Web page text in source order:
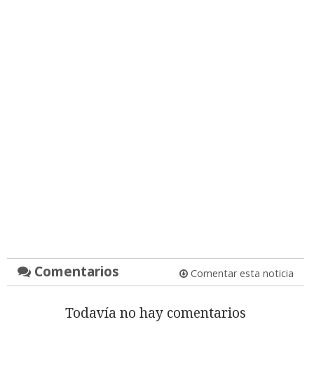
Comentarios Comentar esta noticia
Todavía no hay comentarios